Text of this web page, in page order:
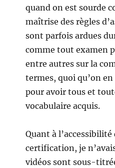
quand on est sourde
maîtrise des règles
sont parfois ardues
comme tout examen
entre autres sur la
termes, quoi qu’on
pour avoir tous et
vocabulaire acquis.
Quant à l’accessibilité
certification, je
vidéos sont sous-